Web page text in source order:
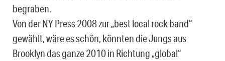
begraben.
Von der NY Press 2008 zur „best local rock band“
gewählt, wäre es schön, könnten die Jungs aus
Brooklyn das ganze 2010 in Richtung „global“